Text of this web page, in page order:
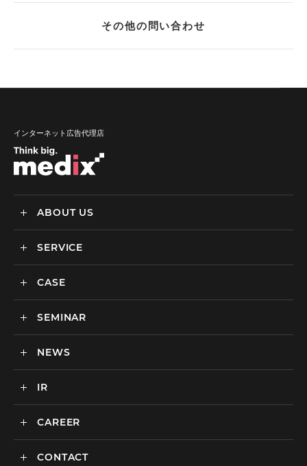
その他の問い合わせ
インターネット広告代理店
ABOUT US
メディックスについて
ごあいさつ
SERVICE
サービス
BtoCマーケティング支援
海外マーケティング支援
オリジナルサービス
CASE
実績・事例
SEMINAR
セミナー一覧
NEWS
ニュース一覧
IR
IR情報
CAREER
新卒採用
CONTACT